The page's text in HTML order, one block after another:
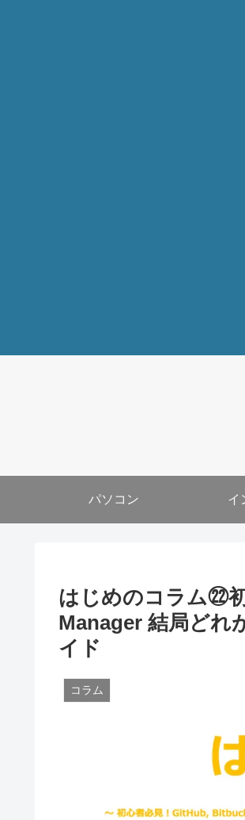
パソコン イ
はじめのコラム㉒
Manager 結局どれ
イド
コラム